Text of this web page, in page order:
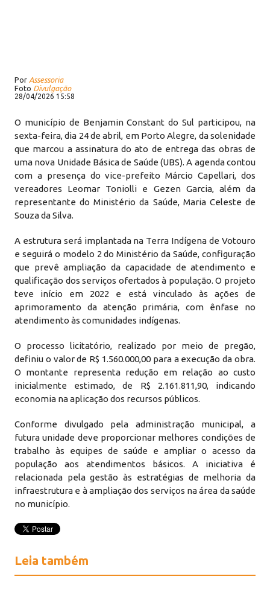
Por Assessoria
Foto Divulgação
28/04/2026 15:58
O município de Benjamin Constant do Sul participou, na
sexta-feira, dia 24 de abril, em Porto Alegre, da solenidade
que marcou a assinatura do ato de entrega das obras de
uma nova Unidade Básica de Saúde (UBS). A agenda contou
com a presença do vice-prefeito Márcio Capellari, dos
vereadores Leomar Toniolli e Gezen Garcia, além da
representante do Ministério da Saúde, Maria Celeste de
Souza da Silva.
A estrutura será implantada na Terra Indígena de Votouro
e seguirá o modelo 2 do Ministério da Saúde, configuração
que prevê ampliação da capacidade de atendimento e
qualificação dos serviços ofertados à população. O projeto
teve início em 2022 e está vinculado às ações de
aprimoramento da atenção primária, com ênfase no
atendimento às comunidades indígenas.
O processo licitatório, realizado por meio de pregão,
definiu o valor de R$ 1.560.000,00 para a execução da obra.
O montante representa redução em relação ao custo
inicialmente estimado, de R$ 2.161.811,90, indicando
economia na aplicação dos recursos públicos.
Conforme divulgado pela administração municipal, a
futura unidade deve proporcionar melhores condições de
trabalho às equipes de saúde e ampliar o acesso da
população aos atendimentos básicos. A iniciativa é
relacionada pela gestão às estratégias de melhoria da
infraestrutura e à ampliação dos serviços na área da saúde
no município.
Leia também